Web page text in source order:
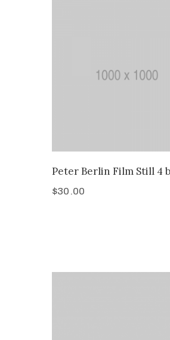
Peter Berlin Film Still 4
$30.00